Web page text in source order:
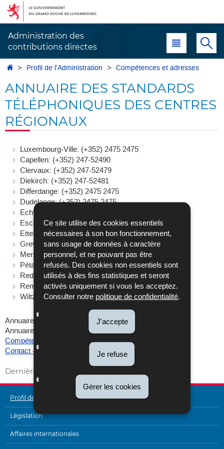
Ce site utilise des cookies essentiels
nécessaires à son bon fonctionnement,
sans usage de données à caractère
personnel, et ne pouvant pas être
refusés. Des cookies non essentiels sont
utilisés à des fins statistiques et seront
activés uniquement si vous les acceptez.
Consulter notre politique de confidentialité.
J'accepte
Je refuse
Gérer les cookies
Aller
navigation
Aller
au
Administration des
contributions directes
Menu principal
AccueilProfil de l'Administration Compétences et adresses
ANNUAIRE DES STANDARDS
TÉLÉPHONIQUES DES CENTRES
RÉGIONAUX
Luxembourg-Ville: (+352) 2475 2475
Capellen: (+352) 247-52490
Clervaux: (+352) 247-52479
Diekirch: (+352) 247-52481
Differdange: (+352) 2475 2475
Dudelange: (+352) 2475 2475
Echternach: (+352) 2475 2475
Esch: (+352) 2475 2475
Ettelbruck: (+352) 247-52478
Grevenmacher: (+352) 2475 2475
Mersch: (+352) 247-52489
Pétange: (+352) 2475 2475
Redange-sur-Attert: (+352) 247-52488
Remich: (+352) 2475 2475
Wiltz: (+352) 247-52480
Annuaire
des agents par service
Annuaire
alphabétique des agents
Compétences et adresses
Contact - Helpline
Dernière mise à jour
MENU
DE
Profil de l'Administration
Législation
Affaires internationales